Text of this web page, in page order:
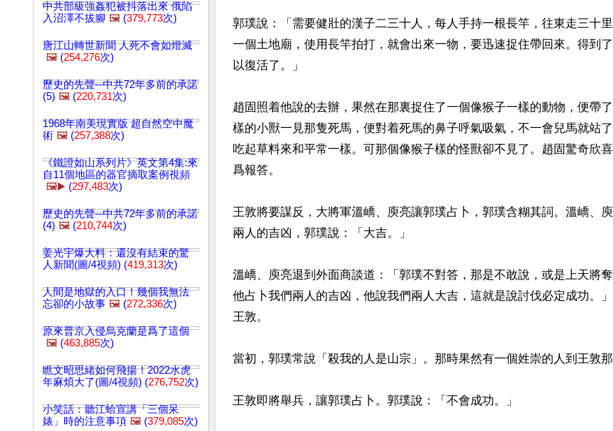
中共部級強姦犯被抖落出來 俄陷
入沼澤不拔腳 🖼️ (379,773次)
唐江山轉世新聞 人死不會如燈滅
🖼️ (254,276次)
歷史的先聲─中共72年多前的承諾
(5) 🖼️ (220,731次)
1968年南美現實版 超自然空中魔
術 🖼️ (257,388次)
《鐵證如山系列片》英文第4集:來
自11個地區的器官摘取案例視頻
🖼️▶️ (297,483次)
歷史的先聲─中共72年多前的承諾
(4) 🖼️ (210,744次)
姜光宇爆大料：還沒有結束的驚
人新聞(圖/4視頻) (419,313次)
人間是地獄的入口！幾個我無法
忘卻的小故事 🖼️ (272,336次)
原來普京入侵烏克蘭是爲了這個
🖼️ (463,885次)
瞧文昭思緒如何飛揚！2022水虎
年麻煩大了(圖/4視頻) (276,752次)
小笑話：聽江蛤宣講「三個呆
婊」時的注意事項 🖼️ (379,085次)
郭璞說：「需要健壯的漢子二三十人，每人手持一根長竿，往東走三十
一個土地廟，使用長竿拍打，就會出來一物，要迅速捉住帶回來。得到
以復活了。」
趙固照着他說的去辦，果然在那裏捉住了一個像猴子一樣的動物，便帶
樣的小獸一見那隻死馬，便對着死馬的鼻子呼氣吸氣，不一會兒馬就站
吃起草料來和平常一樣。可那個像猴子樣的怪獸卻不見了。趙固驚奇欣
爲報答。
王敦將要謀反，大將軍溫嶠、庾亮讓郭璞占卜，郭璞含糊其詞。溫嶠、
兩人的吉凶，郭璞說：「大吉。」
溫嶠、庾亮退到外面商談道：「郭璞不對答，那是不敢說，或是上天將
他占卜我們兩人的吉凶，他說我們兩人大吉，這就是說討伐必定成功。
王敦。
當初，郭璞常說「殺我的人是山宗」。那時果然有一個姓崇的人到王敦那
王敦即將舉兵，讓郭璞占卜。郭璞說：「不會成功。」